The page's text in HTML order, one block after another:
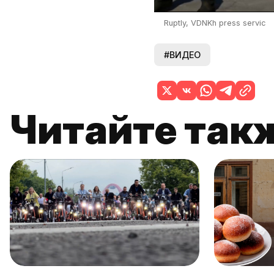
Ruptly, VDNKh press servic
#ВИДЕО
Читайте